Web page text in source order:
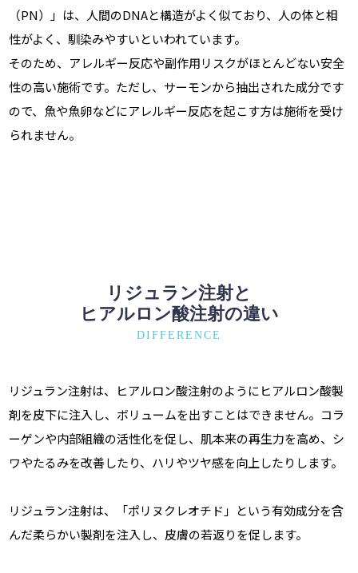
（PN）」は、人間のDNAと構造がよく似ており、人の体と相
性がよく、馴染みやすいといわれています。
そのため、アレルギー反応や副作用リスクがほとんどない安全
性の高い施術です。ただし、サーモンから抽出された成分です
ので、魚や魚卵などにアレルギー反応を起こす方は施術を受け
られません。
リジュラン注射と
ヒアルロン酸注射の違い
DIFFERENCE
リジュラン注射は、ヒアルロン酸注射のようにヒアルロン酸製
剤を皮下に注入し、ボリュームを出すことはできません。コラ
ーゲンや内部組織の活性化を促し、肌本来の再生力を高め、シ
ワやたるみを改善したり、ハリやツヤ感を向上したりします。
リジュラン注射は、「ポリヌクレオチド」という有効成分を含
んだ柔らかい製剤を注入し、皮膚の若返りを促します。